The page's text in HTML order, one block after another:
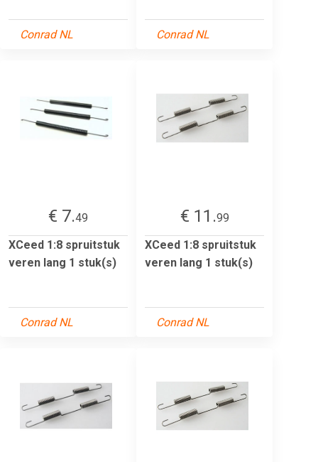
Conrad NL Conrad NL
€ 7.49
XCeed 1:8 spruitstuk
veren lang 1 stuk(s)
Conrad NL
€ 11.99
XCeed 1:8 spruitstuk
veren lang 1 stuk(s)
Conrad NL